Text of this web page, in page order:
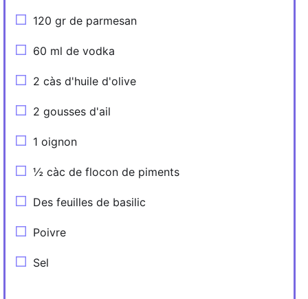
120 gr de parmesan
60 ml de vodka
2 càs d'huile d'olive
2 gousses d'ail
1 oignon
½ càc de flocon de piments
Des feuilles de basilic
Poivre
Sel